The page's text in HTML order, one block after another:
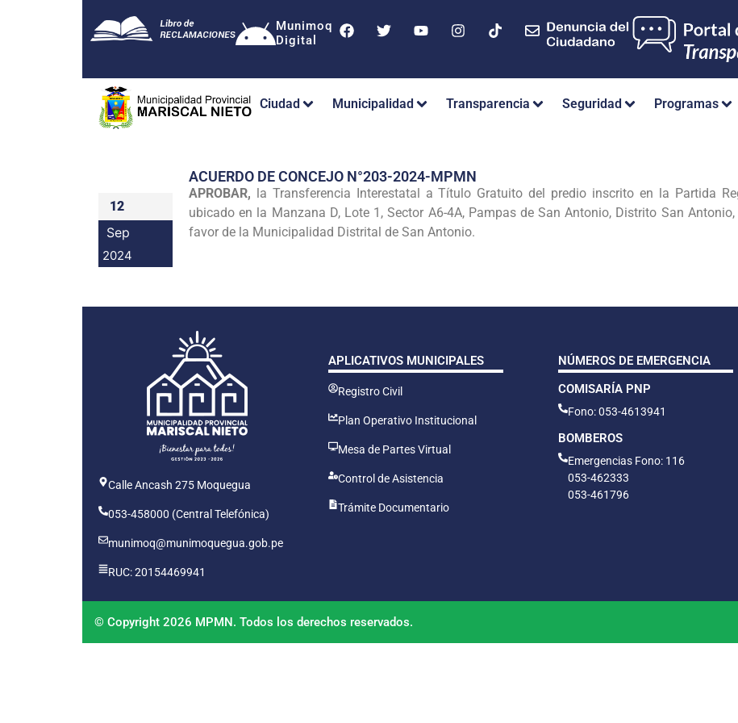
Munimoq
Digital
Ciudad Municipalidad Transparencia Seguridad Programas
12
Sep
2024
ACUERDO DE CONCEJO N°203-2024-MPMN
APROBAR, la Transferencia Interestatal a Título Gratuito del predio inscrito en la Partida
ubicado en la Manzana D, Lote 1, Sector A6-4A, Pampas de San Antonio, Distrito San
favor de la Municipalidad Distrital de San Antonio.
Calle Ancash 275 Moquegua
053-458000 (Central Telefónica)
munimoq@munimoquegua.gob.pe
RUC: 20154469941
APLICATIVOS MUNICIPALES
Registro Civil
Plan Operativo Institucional
Mesa de Partes Virtual
Control de Asistencia
Trámite Documentario
NÚMEROS DE EMERGENCIA
COMISARÍA PNP
Fono: 053-4613941
BOMBEROS
Emergencias Fono: 116
053-462333
053-461796
© Copyright 2026 MPMN. Todos los derechos reservados.